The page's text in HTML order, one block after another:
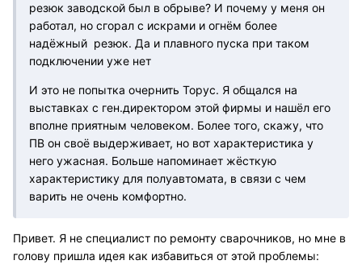
резюк заводской был в обрыве? И почему у меня он
работал, но сгорал с искрами и огнём более
надёжный резюк. Да и плавного пуска при таком
подключении уже нет
И это не попытка очернить Торус. Я общался на
выставках с ген.директором этой фирмы и нашёл его
вполне приятным человеком. Более того, скажу, что
ПВ он своё выдерживает, но вот характеристика у
него ужасная. Больше напоминает жёсткую
характеристику для полуавтомата, в связи с чем
варить не очень комфортно.
Привет. Я не специалист по ремонту сварочников, но мне в
голову пришла идея как избавиться от этой проблемы: